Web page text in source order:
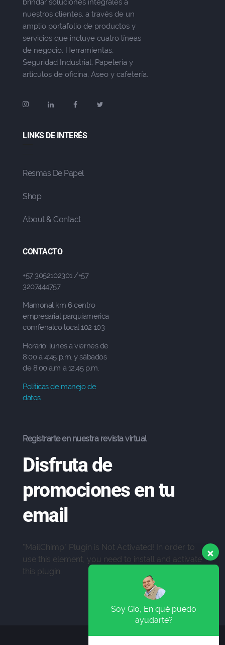
brindar soluciones integrales a
nuestros clientes, a través de un
amplio portafolio de productos y
servicios que incluye cuatro líneas
de negocio: Herramientas,
Seguridad Industrial, Papelería y
artículos de oficina, Aseo y cafetería.
LINKS DE INTERÉS
Resmas De Papel
Shop
About & Contact
CONTACTO
+57 3052102301 /+57
3207444757
Mamonal km 6 centro
empresarial parquiamerica
comfenalco local 102 103
Horario: lunes a viernes de
8:00 a 4:45 p.m. y sábados
de 8:00 a.m a 12.45 p.m.
Políticas de manejo de
datos
Registrarte en nuestra revista virtual
Disfruta de
promociones en tu
email
"MailChimp" Plugin is Not Activated!
In order to
use this element, you need to install and activate
this plugin.
Soy Gio, En qué puedo
ayudarte?
Recibe asesoría, cotiza o
haz tu pedido por WhatsApp